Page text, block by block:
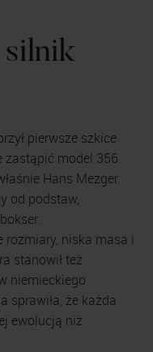
silnik
pierwsze szkice
zastąpić model 356.
Hans Mezger.
od podstaw,
rozmiary, niska masa i
stanowił też
niemieckiego
sprawiła, że każda
ewolucją niż